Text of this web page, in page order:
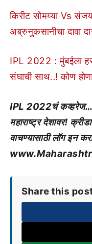
किरीट सोमय्या Vs
अब्रुनुकसानीचा दावा
IPL 2022 : मुंबईला
संघाची साथ..! कोण
IPL 2022चं
महाराष्ट्र देशावर!
वाचण्यासाठी लॉग इन
Share this